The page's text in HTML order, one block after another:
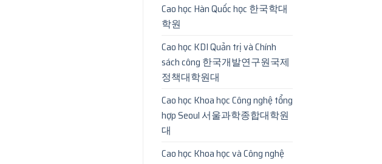
Cao học Hàn Quốc học 한국학대
학원
Cao học KDI Quản trị và Chính
sách công 한국개발연구원국제
정책대학원대
Cao học Khoa học Công nghệ tổng
hợp Seoul 서울과학종합대학원
대
Cao học Khoa học và Công nghệ